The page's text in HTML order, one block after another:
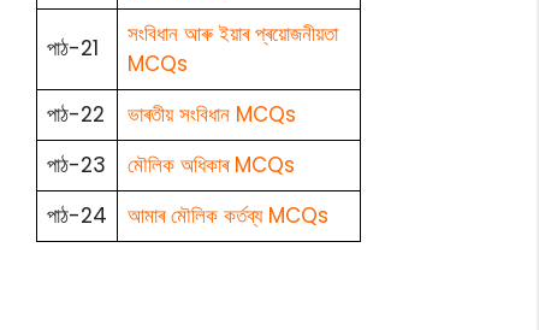
পাঠ-21
সংবিধান আৰু ইয়াৰ প্ৰয়োজনীয়তা
MCQs
পাঠ-22
ভাৰতীয় সংবিধান MCQs
পাঠ-23
মৌলিক অধিকাৰ MCQs
পাঠ-24
আমাৰ মৌলিক কৰ্তব্য MCQs